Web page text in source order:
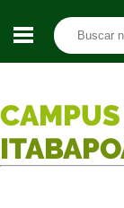
CAMPUS